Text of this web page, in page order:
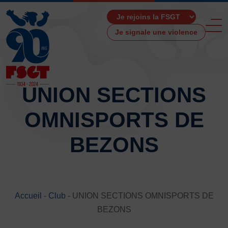
Je signale une violence
ACCUEIL
Présentation
Partenaires
Les Boutiques F.S.G.T
UNION SECTIONS
OMNISPORTS DE
BEZONS
Accueil - Club - UNION SECTIONS OMNISPORTS DE
BEZONS